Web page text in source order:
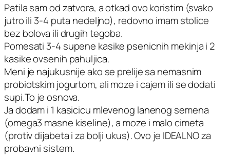
Patila sam od zatvora, a otkad ovo koristim (svako
jutro ili 3-4 puta nedeljno), redovno imam stolice
bez bolova ili drugih tegoba.
Pomesati 3-4 supene kasike psenicnih mekinja i 2
kasike ovsenih pahuljica.
Meni je najukusnije ako se prelije sa nemasnim
probiotskim jogurtom, ali moze i cajem ili se dodati
supi.To je osnova.
Ja dodam i 1 kasicicu mlevenog lanenog semena
(omega3 masne kiseline), a moze i malo cimeta
(protiv dijabeta i za bolji ukus). Ovo je IDEALNO za
probavni sistem.